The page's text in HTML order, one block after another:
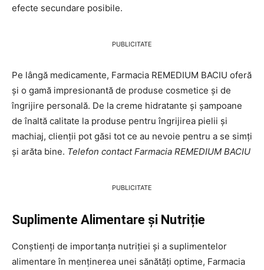
efecte secundare posibile.
PUBLICITATE
Pe lângă medicamente, Farmacia REMEDIUM BACIU oferă
și o gamă impresionantă de produse cosmetice și de
îngrijire personală. De la creme hidratante și șampoane
de înaltă calitate la produse pentru îngrijirea pielii și
machiaj, clienții pot găsi tot ce au nevoie pentru a se simți
și arăta bine. Telefon contact Farmacia REMEDIUM BACIU
PUBLICITATE
Suplimente Alimentare și Nutriție
Conștienți de importanța nutriției și a suplimentelor
alimentare în menținerea unei sănătăți optime, Farmacia